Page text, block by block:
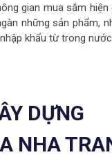
gian mua sắm
những sản phẩm,
khẩu từ trong
DỰNG
NHA